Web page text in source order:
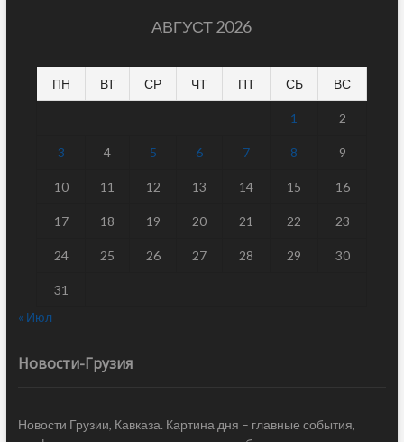
АВГУСТ 2026
ПН ВТ СР ЧТ ПТ СБ ВС
1 2
3 4 5 6 7 8 9
10 11 12 13 14 15 16
17 18 19 20 21 22 23
24 25 26 27 28 29 30
31
« Июл
Новости-Грузия
Новости Грузии, Кавказа. Картина дня – главные события,